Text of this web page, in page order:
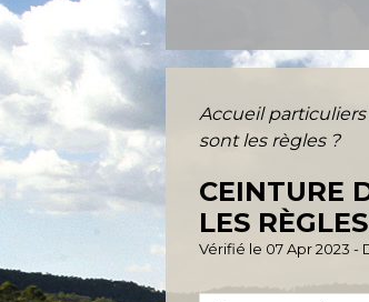
Accueil particuliers
sont les règles ?
CEINTURE
LES
Vérifié le 07 Apr 2023